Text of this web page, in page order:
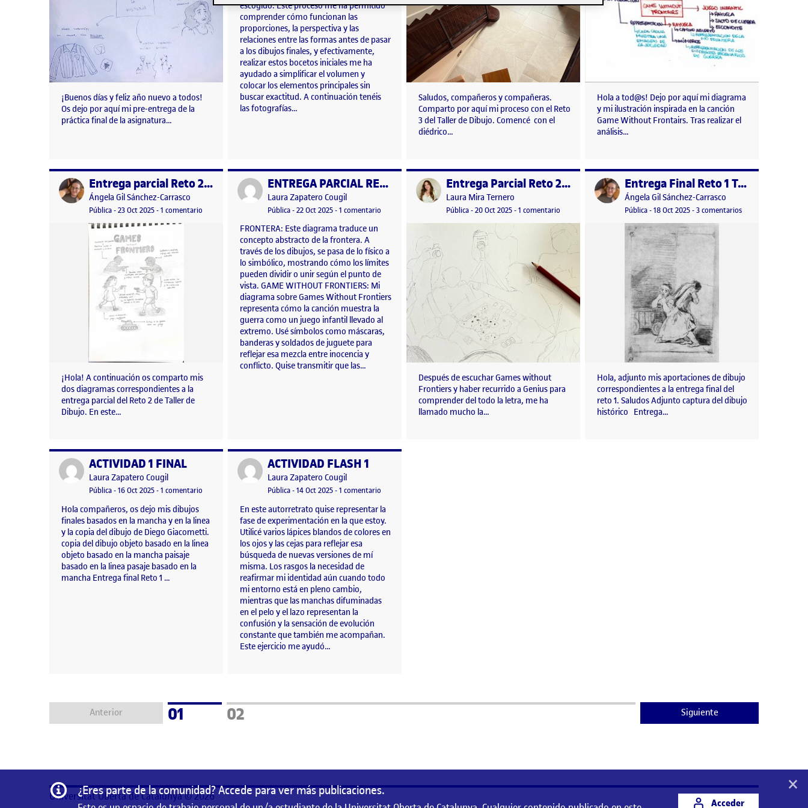
¡Buenos días y feliz año nuevo a todos!
Os dejo por aquí mi pre-entrega de la
práctica final de la asignatura…
escogido. Este proceso me ha permitido
comprender cómo funcionan las
proporciones, la perspectiva y las
relaciones entre las formas antes de pasar
a los dibujos finales, y efectivamente,
realizar estos bocetos iniciales me ha
ayudado a simplificar el volumen y
colocar los elementos principales sin
buscar exactitud. A continuación tenéis
las fotografías…
Saludos, compañeros y compañeras.
Comparto por aquí mi proceso con el Reto
3 del Taller de Dibujo. Comencé con el
diédrico…
Hola a tod@s! Dejo por aquí mi diagrama
y mi ilustración inspirada en la canción
Game Without Frontairs. Tras realizar el
análisis…
Publicado por Entrega parcial Reto 2 Taller de Dibujo
Publicado por
Ángela Gil Sánchez-Carrasco
Visibilidad:
Pública-Fecha de publicación
23 Oct 2025-1 comentario en Entrega parcial Reto 2 Taller de Dibujo
¡Hola! A continuación os comparto mis
dos diagramas correspondientes a la
entrega parcial del Reto 2 de Taller de
Dibujo. En este…
Publicado por ENTREGA PARCIAL RETO 2
Publicado por
Laura Zapatero Cougil
Visibilidad:
Pública-Fecha de publicación
22 Oct 2025-1 comentario en ENTREGA PARCIAL RETO 2
FRONTERA: Este diagrama traduce un
concepto abstracto de la frontera. A
través de los dibujos, se pasa de lo físico a
lo simbólico, mostrando cómo los límites
pueden dividir o unir según el punto de
vista. GAME WITHOUT FRONTIERS: Mi
diagrama sobre Games Without Frontiers
representa cómo la canción muestra la
guerra como un juego infantil llevado al
extremo. Usé símbolos como máscaras,
banderas y soldados de juguete para
reflejar esa mezcla entre inocencia y
conflicto. Quise transmitir que las…
Publicado por Entrega Parcial Reto 2 – Peter Gabriel y Frontera
Publicado por
Laura Mira Ternero
Visibilidad:
Pública-Fecha de publicación
20 Oct 2025-1 comentario en Entrega Parcial Reto 2 – Peter Gabriel y Frontera
Después de escuchar Games without
Frontiers y haber recurrido a Genius para
comprender del todo la letra, me ha
llamado mucho la…
Publicado por Entrega Final Reto 1 Taller de Dibujo
Publicado por
Ángela Gil Sánchez-Carrasco
Visibilidad:
Pública-Fecha de publicación
18 Oct 202518 octubre, 2025 9:47 pm
-3 comentariosen Entrega Final
Hola, adjunto mis aportaciones de dibujo
correspondientes a la entrega final del
reto 1. Saludos Adjunto captura del dibujo
histórico Entrega…
Publicado porACTIVIDAD 1 FINAL
Publicado por
Laura Zapatero Cougil
Visibilidad:
Pública-Fecha de publicación
16 Oct 202530 octubre, 2025 4:22 pm
-1 comentario en ACTIVIDAD 1 FINAL
Hola compañeros, os dejo mis dibujos
finales basados en la mancha y en la linea
y la copia del dibujo de Diego Giacometti.
copia del dibujo objeto basado en la linea
objeto basado en la mancha paisaje
basado en la linea pasaje basado en la
mancha Entrega final Reto 1 …
Publicado porACTIVIDAD FLASH 1
Publicado por
Laura Zapatero Cougil
Visibilidad:
Pública-Fecha de publicación
14 Oct 202530 octubre, 2025 4:23 pm
-1 comentario
En este autorretrato quise representar la
fase de experimentación en la que estoy.
Utilicé varios lápices blandos de colores en
los ojos y las cejas para reflejar esa
búsqueda de nuevas versiones de mí
misma. Los rasgos la necesidad de
reafirmar mi identidad aún cuando todo
mi entorno está en pleno cambio,
mientras que las manchas difuminadas
en el pelo y el lazo representan la
confusión y la sensación de evolución
constante que también me acompañan.
Este ejercicio me ayudó…
Anterior Página
01 Página
02 Siguiente
Información
¿Eres parte de la comunidad? Accede para ver más publicaciones.
Acceder
×
Universitat Oberta de Catalunya © 2026